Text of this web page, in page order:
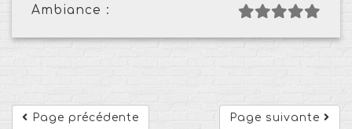
Ambiance :
Page suivante
Page précédente